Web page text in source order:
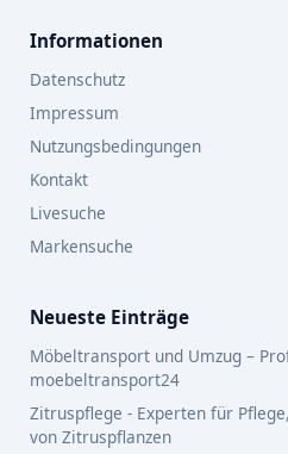
Informationen
Datenschutz
Impressum
Nutzungsbedingungen
Kontakt
Livesuche
Markensuche
Neueste Einträge
Möbeltransport und Umzug –
moebeltransport24
Zitruspflege - Experten für
von Zitruspflanzen